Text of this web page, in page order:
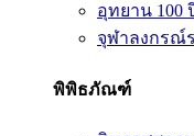
อุทยาน 100
จุฬาลงกรณ์
พิพิธภัณฑ์